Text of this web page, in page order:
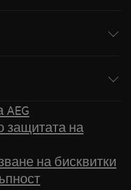
защитата на
на бисквитки